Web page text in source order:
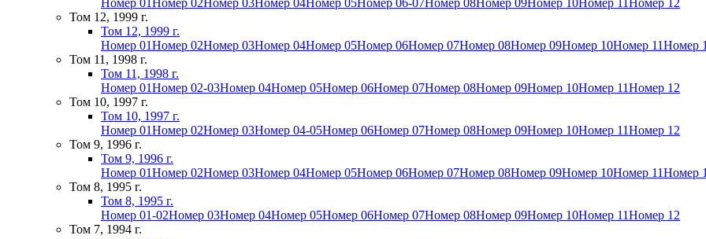
Номер 01Номер 02Номер 03Номер 04Номер 05Номер 06-07Номер 08Номер 09Номер 10Номер 11Номер 12
Том 12, 1999 г.
Том 12, 1999 г.
Номер 01Номер 02Номер 03Номер 04Номер 05Номер 06Номер 07Номер 08Номер 09Номер 10Номер 11Номер
Том 11, 1998 г.
Том 11, 1998 г.
Номер 01Номер 02-03Номер 04Номер 05Номер 06Номер 07Номер 08Номер 09Номер 10Номер 11Номер 12
Том 10, 1997 г.
Том 10, 1997 г.
Номер 01Номер 02Номер 03Номер 04-05Номер 06Номер 07Номер 08Номер 09Номер 10Номер 11Номер 12
Том 9, 1996 г.
Том 9, 1996 г.
Номер 01Номер 02Номер 03Номер 04Номер 05Номер 06Номер 07Номер 08Номер 09Номер 10Номер 11Номер
Том 8, 1995 г.
Том 8, 1995 г.
Номер 01-02Номер 03Номер 04Номер 05Номер 06Номер 07Номер 08Номер 09Номер 10Номер 11Номер 12
Том 7, 1994 г.